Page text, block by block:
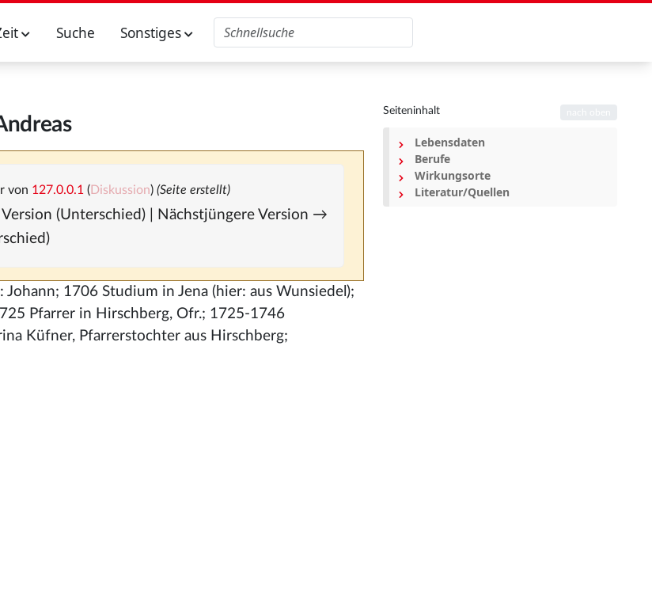
Suche Sonstiges
von 127.0.0.1 (Diskussion) (Seite erstellt)
(Unterschied) | Nächstjüngere Version →
1706 Studium in Jena (hier: aus Wunsiedel);
Pfarrer in Hirschberg, Ofr.; 1725-1746
Küfner, Pfarrerstochter aus Hirschberg;
Seiteninhalt
Lebensdaten
Berufe
Wirkungsorte
Literatur/Quellen